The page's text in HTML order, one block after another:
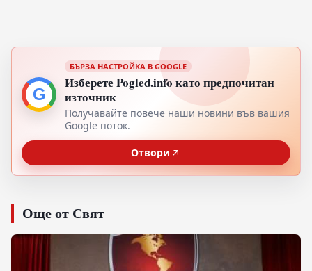
G
БЪРЗА НАСТРОЙКА В GOOGLE
Изберете Pogled.info като предпочитан
източник
Получавайте повече наши новини във вашия
Google поток.
Отвори
Още от Свят